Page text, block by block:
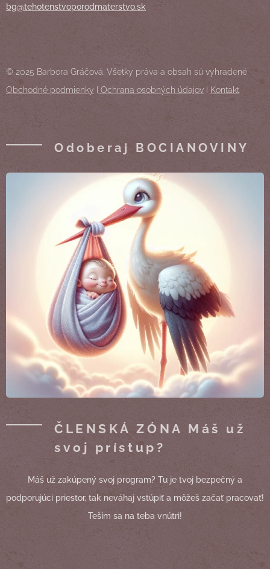
bg@tehotenstvoporodmaterstvo.sk
© 2025 Barbora Gráčová. Všetky práva a obsah sú vyhradené
Obchodné podmienky I Ochrana osobných údajov I Kontakt
Odoberaj BOCIANOVINY
ČLENSKÁ ZÓNA Máš už
svoj prístup?
Máš už zakúpený svoj program? Tu je tvoj bezpečný a
podporujúci priestor, tak neváhaj vstúpiť a môžeš začať pracovať!
Teším sa na teba vnútri!